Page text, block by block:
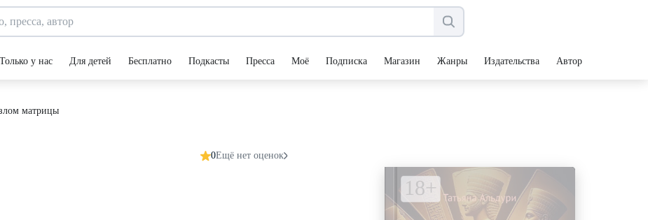
Только у нас Для детей Бесплатно Подкасты Пресса Моё Подписка Магазин Жанры Издательства Авторы
матрицы
0Ещё нет оценок